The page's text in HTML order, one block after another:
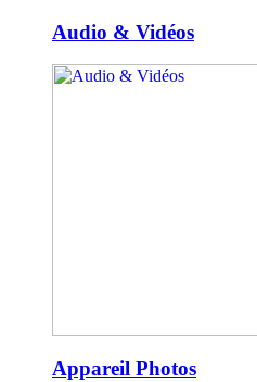
Audio & Vidéos
Appareil Photos